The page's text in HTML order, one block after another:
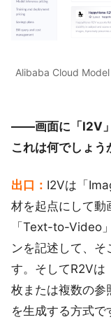
Alibaba Cloud Model
――画面に「I2V」
これは何でしょう
出口： I2Vは「
材を起点にして動
「Text-to-Video
ンを記述して、
す。そしてR2V
枚または複数の参
を生成する方式で